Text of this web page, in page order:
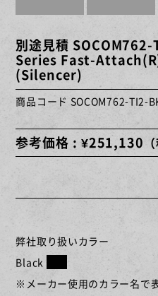
別途見積
Series Fast-
(Silencer)
商品コード SOCOM762-TI2-
参考価格 : ¥251,130
弊社取り扱いカラー
Black
※メーカー使用のカラー名で